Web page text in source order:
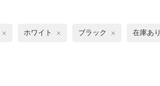
ホワイト ブラック 在庫あり